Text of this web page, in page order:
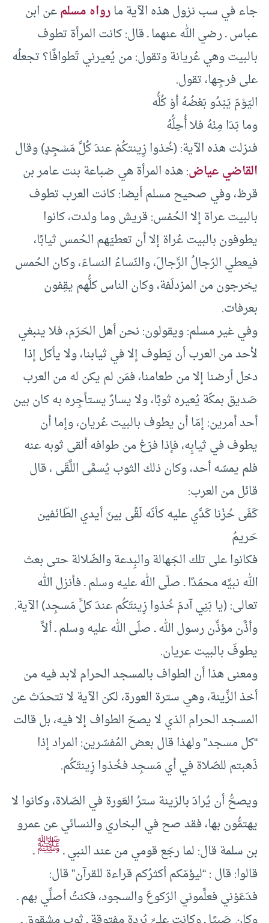
جاء في سب نزول هذه الآية مارواه مسلمعن ابن
عباس ـ رضي الله عنهما ـ قال: كانت المرأة تطوف
بالبيت وهي عُريانة وتقول: من يُعيرني تَطوافًا؟ تجعلُه
على فرجِها، تقول.
اليَوْمَ يَبْدُو بَعْضُهُ أوْ كُلُّه
وما بَدَا مِنْهُ فلا أُحِلُّهُ
فنزلت هذه الآية: (خُذوا زِينتكُمْ عندَ كُلِّ مَسْجِدٍ) وقال
القاضي عياض: هذه المرأة هي ضباعة بنت عامر بن
قرظ، وفي صحيح مسلم أيضا: كانت العرب تطوف
بالبيت عراة إلا الحُمْس: قريش وما ولدت، كانوا
يطوفون بالبيت عُراة إلا أن تعطيَهم الحُمس ثيابًا،
فيعطي الرّجالُ الرِّجالَ، والنّساءُ النساءَ، وكان الحُمس
يخرجون من المزدلَفة، وكان الناس كلُّهم يقِفون
بعرفات.
وفي غير مسلم: ويقولون: نحن أهل الحَرَم، فلا ينبغي
لأحد من العرب أن يَطوف إلا في ثيابنا، ولا يأكل إذا
دخل أرضنا إلا من طعامنا، فمَن لم يكن له من العرب
صَديق بمكّة يُعيره ثوبًا، ولا يسارٌ يستأجِره به كان بين
أحد أمرين: إمّا أن يطوف بالبيت عُريان، وإما أن
يطوف في ثيابِه، فإذا فرَغ من طوافه ألقى ثوبه عنه
فلم يمسّه أحد، وكان ذلك الثوب يُسمَّى اللَّقَى ، قال
قائل من العرب:
كَفَى حُزْنا كَدِّي عليه كأنّه لَقًى بينَ أيدي الطّائفين
حَريمُ
فكانوا على تلك الجَهالة والبِدعة والضّلالة حتى بعث
الله نبيَّه محمّدًا ـ صلّى الله عليه وسلم ـ فأنزل الله
تعالى: (يا بَنِي آدمَ خُذوا زِينتَكُم عندَ كلِّ مَسجِد) الآية.
وأذَّن مؤذِّن رسول الله ـ صلّى الله عليه وسلم ـ ألاَّ
يطوفَ بالبيت عريان.
ومعنى هذا أن الطواف بالمسجد الحرام لابد فيه من
أخذ الزِّينة، وهي سترة العورة، لكن الآية لا تتحدّث عن
المسجد الحرام الذي لا يصحّ الطواف إلا فيه، بل قالت
“كل مسجد” ولهذا قال بعض المُفسّرين: المراد إذا
ذَهبتم للصّلاة في أي مَسجِد فخُذوا زِينتَكُم.
ويصحُّ أن يُرادَ بالزينة سترُ العَورة في الصّلاة، وكانوا لا
يهتمُّون بها، فقد صح في البخاري والنسائي عن عمرو
بن سلمة قال: لما رجَع قومي من عند النبي ـﷺـ
قالوا: قال : “ليؤمّكم أكثرُكم قراءة للقرآن” قال:
فدَعَوْني فعلَّموني الرّكوعَ والسجود، فكنتُ أصلِّي بهم ـ